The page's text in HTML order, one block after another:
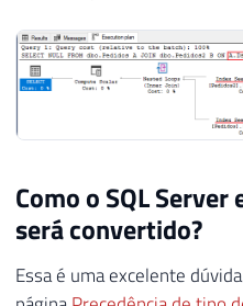
Como o SQL
será convertido?
Essa é uma excelente